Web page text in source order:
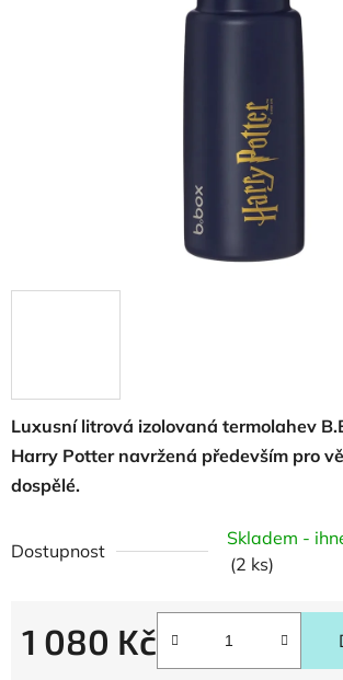
Luxusní litrová izolovaná termolahev
Harry Potter navržená především pro
dospělé.
Dostupnost
Skladem -
(2 ks)
1 080 Kč